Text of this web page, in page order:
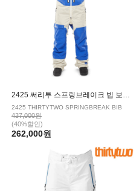
2425 써리투 스프링브레이크 빕 보드복 팬츠 BLUE
2425 THIRTYTWO SPRINGBREAK BIB
437,000원
(40%할인)
262,000원